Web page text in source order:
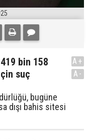
bin 158
suç
bugüne
dışı bahis sitesi
A+
A-